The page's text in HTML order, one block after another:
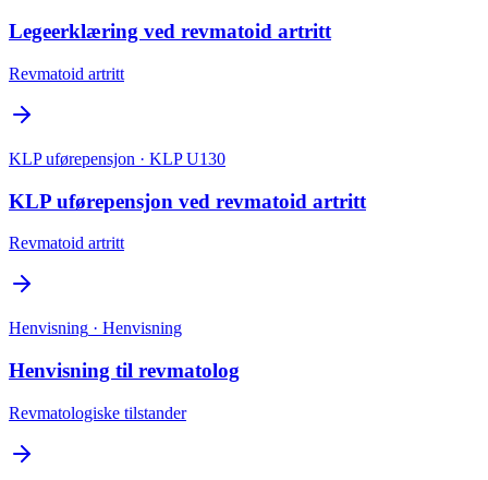
Legeerklæring ved revmatoid artritt
Revmatoid artritt
KLP uførepensjon · KLP U130
KLP uførepensjon ved revmatoid artritt
Revmatoid artritt
Henvisning · Henvisning
Henvisning til revmatolog
Revmatologiske tilstander